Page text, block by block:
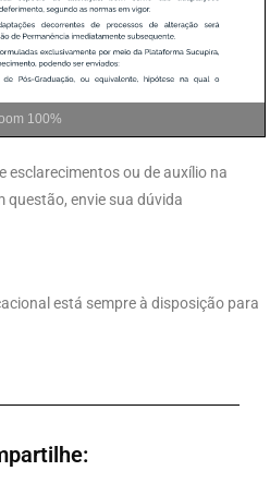
100%
esclarecimentos ou de auxílio na
questão, envie sua dúvida
está sempre à disposição para